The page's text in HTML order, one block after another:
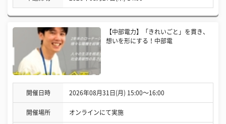
【中部電力】「きれいごと」を貫き、
想いを形にする！中部電
開催日時 2026年08月31日(月) 15:00〜16:00
開催場所 オンラインにて実施